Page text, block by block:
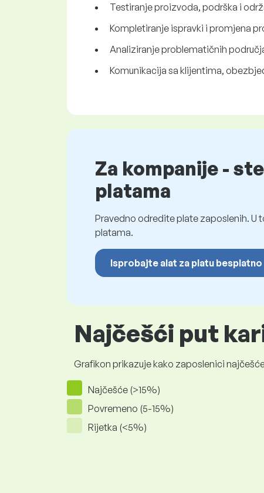
Testiranje proizvoda, podrška i
Kompletiranje ispravki i promjena
Analiziranje problematičnih
Komunikacija sa klijentima,
Za kompanije -
platama
Pravedno odredite plate zaposlenih. U
platama.
Isprobajte alat za platu besplatno
Najčešći put
Grafikon prikazuje kako zaposlenici
Najčešće (>15%)
Povremeno (5-15%)
Rijetka (<5%)